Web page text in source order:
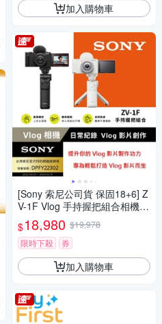
加入購物車
[Sony 索尼公司貨 保固18+6] Z
V-1F Vlog 手持握把組合相機
(網紅新手/生活隨拍)
$18,980 $19,978
限時下殺
券
加入購物車